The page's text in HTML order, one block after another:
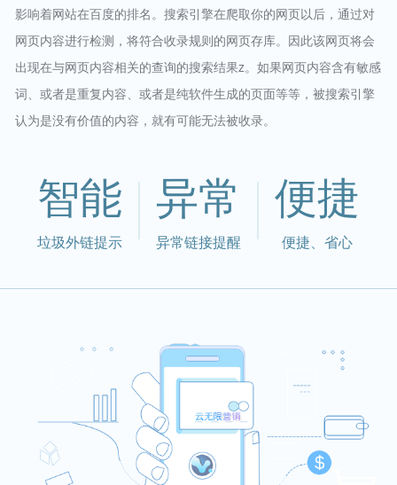
影响着网站在百度的排名。搜索引擎在爬取你的网页以后，通过对
网页内容进行检测，将符合收录规则的网页存库。因此该网页将会
出现在与网页内容相关的查询的搜索结果z。如果网页内容含有敏感
词、或者是重复内容、或者是纯软件生成的页面等等，被搜索引擎
认为是没有价值的内容，就有可能无法被收录。
智能
垃圾外链提示
异常
异常链接提醒
便捷
便捷、省心